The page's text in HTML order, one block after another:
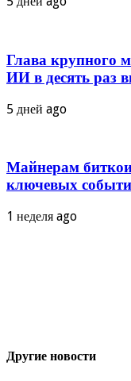
Глава крупного
ИИ в десять раз
5 дней ago
Майнерам
ключевых
1 неделя ago
Другие новости